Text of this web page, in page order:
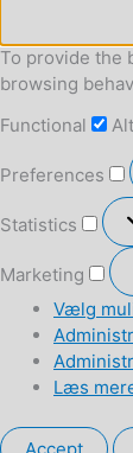
To provide the
browsing
Functional
Preferences
Statistics
Marketing
Vælg
Læs